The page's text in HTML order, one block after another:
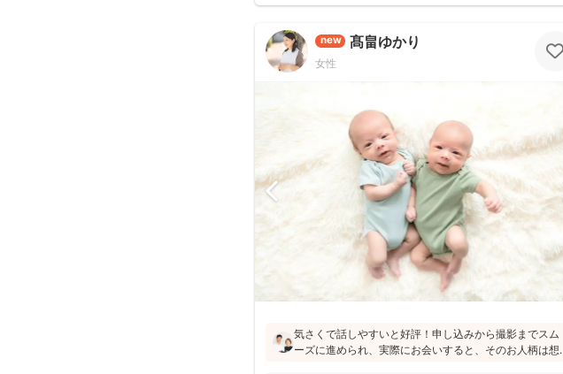
new 髙畠ゆかり
女性
気さくで話しやすいと好評！申し込みから撮影までスム
ーズに進められ、実際にお会いすると、そのお人柄は想